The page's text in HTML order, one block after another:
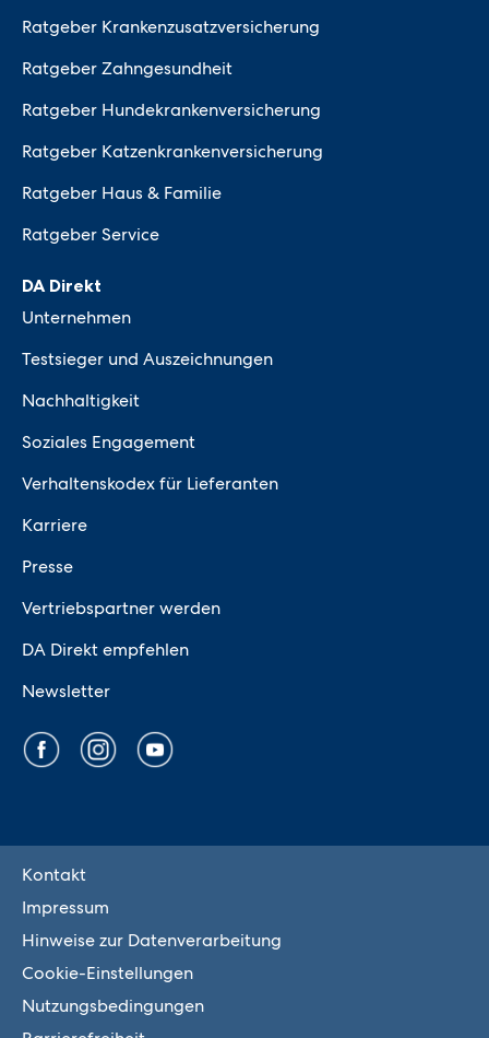
Ratgeber Krankenzusatzversicherung
Ratgeber Zahngesundheit
Ratgeber Hundekrankenversicherung
Ratgeber Katzenkrankenversicherung
Ratgeber Haus & Familie
Ratgeber Service
DA Direkt
Unternehmen
Testsieger und Auszeichnungen
Nachhaltigkeit
Soziales Engagement
Verhaltenskodex für Lieferanten
Karriere
Presse
Vertriebspartner werden
DA Direkt empfehlen
Newsletter
Kontakt
Impressum
Hinweise zur Datenverarbeitung
Cookie-Einstellungen
Nutzungsbedingungen